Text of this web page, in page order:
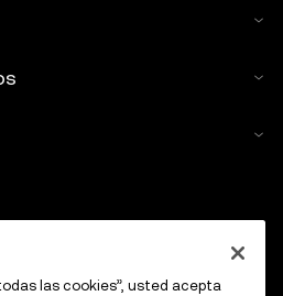
las cookies”, usted acepta